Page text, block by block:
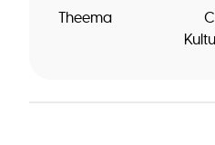
Theema